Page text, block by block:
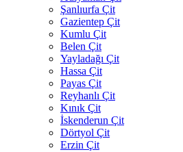
Şanlıurfa Çit
Gazientep Çit
Kumlu Çit
Belen Çit
Yayladağı Çit
Hassa Çit
Payas Çit
Reyhanlı Çit
Kınık Çit
İskenderun Çit
Dörtyol Çit
Erzin Çit